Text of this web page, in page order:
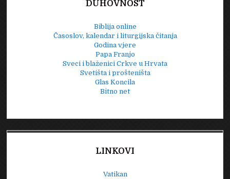
DUHOVNOST
Biblija online
Časoslov, kalendar i liturgijska čitanja
Godina vjere
Papa Franjo
Sveci i blaženici Crkve u Hrvata
Svetišta i prošteništa
Glas Koncila
Bitno net
LINKOVI
Vatikan